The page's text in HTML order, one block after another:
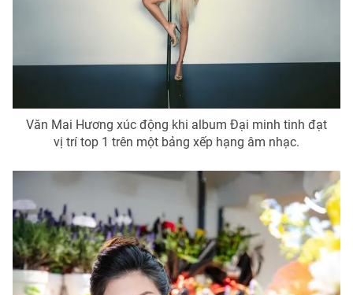
Văn Mai Hương xúc động khi album Đại minh tinh đạt
vị trí top 1 trên một bảng xếp hạng âm nhạc.